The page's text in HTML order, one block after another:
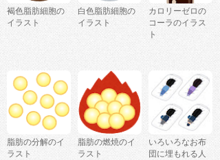
褐色脂肪細胞の
イラスト
白色脂肪細胞の
イラスト
カロリーゼロの
コーラのイラス
ト
脂肪の分解のイ
ラスト
脂肪の燃焼のイ
ラスト
いろいろなお布
団に埋もれる人